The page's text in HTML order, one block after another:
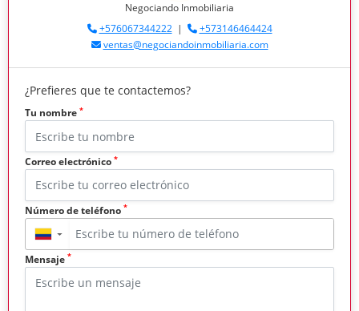
Negociando Inmobiliaria
+576067344222|
+573146464424
ventas@negociandoinmobiliaria.com
¿Prefieres que te contactemos?
Tu nombre *
Correo electrónico *
Número de teléfono *
▼
Mensaje *